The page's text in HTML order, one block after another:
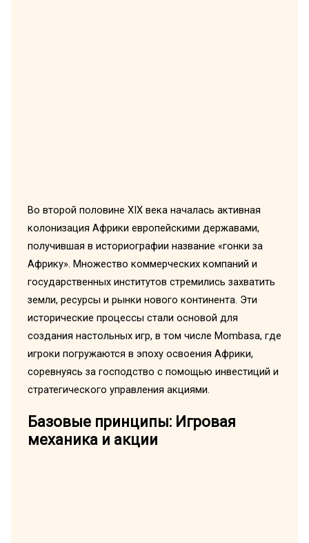
Во второй половине XIX века началась активная
колонизация Африки европейскими державами,
получившая в историографии название «гонки за
Африку». Множество коммерческих компаний и
государственных институтов стремились захватить
земли, ресурсы и рынки нового континента. Эти
исторические процессы стали основой для
создания настольных игр, в том числе Mombasa, где
игроки погружаются в эпоху освоения Африки,
соревнуясь за господство с помощью инвестиций и
стратегического управления акциями.
Базовые принципы: Игровая
механика и акции